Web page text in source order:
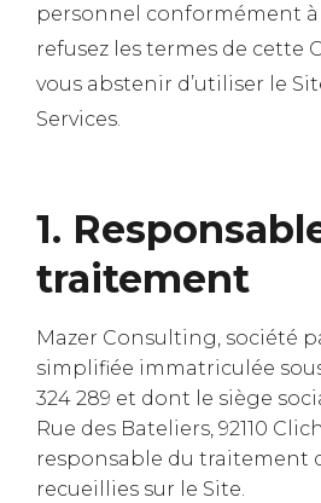
personnel conformément à
refusez les termes de cette
vous abstenir d’utiliser le
Services.
1.
traitement
Mazer Consulting, société
simplifiée immatriculée
324 289 et dont le siège
Rue des Bateliers, 92110
responsable du traitement
recueillies sur le Site.